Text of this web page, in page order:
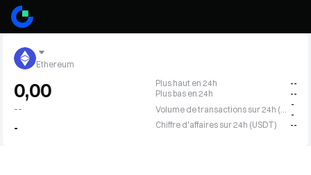
Ethereum
0,00
--
-
Plus haut en 24h
--
Plus bas en 24h
--
-
-
Chiffre d'affaires sur 24h (USDT)
--